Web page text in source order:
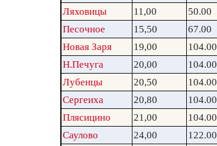
Ляховицы
11,00 50.00
Песочное
15,50 67.00
Новая Заря
19,00 104.00
Н.Печуга
20,00 104.00
Лубенцы
20,50 104.00
Сергеиха
20,80 104.00
Плясицино
21,00 104.00
Саулово
24,00 122.00